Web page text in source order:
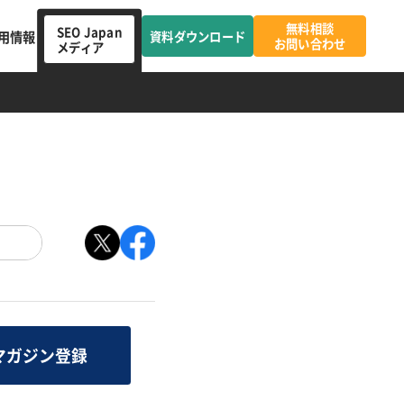
情報
SEO Japan
メディア
資料ダウンロード
無料相談
お問い合わせ
ガジン登録